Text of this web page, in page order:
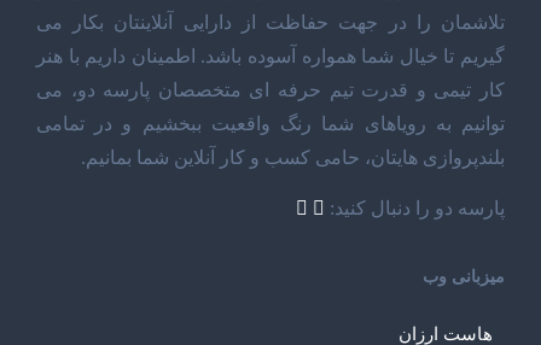
تلاشمان را در جهت حفاظت از دارایی آنلاینتان بکار می
گیریم تا خیال شما همواره آسوده باشد. اطمینان داریم با هنر
کار تیمی و قدرت تیم حرفه ای متخصصان پارسه دو، می
توانیم به رویاهای شما رنگ واقعیت ببخشیم و در تمامی
بلندپروازی هایتان، حامی کسب و کار آنلاین شما بمانیم.
پارسه دو را دنبال کنید:
میزبانی وب
هاست ارزان